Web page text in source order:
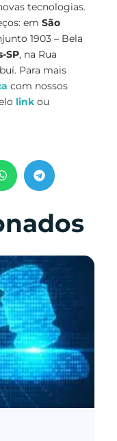
tecnologias.
em São
1903 – Bela
SP, na Rua
Para mais
com nossos
link ou